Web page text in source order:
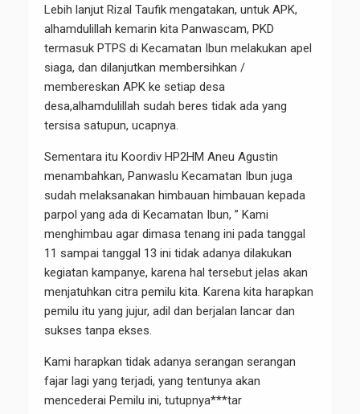
Lebih lanjut Rizal Taufik mengatakan, untuk APK,
alhamdulillah kemarin kita Panwascam, PKD
termasuk PTPS di Kecamatan Ibun melakukan apel
siaga, dan dilanjutkan membersihkan /
membereskan APK ke setiap desa
desa,alhamdulillah sudah beres tidak ada yang
tersisa satupun, ucapnya.
Sementara itu Koordiv HP2HM Aneu Agustin
menambahkan, Panwaslu Kecamatan Ibun juga
sudah melaksanakan himbauan himbauan kepada
parpol yang ada di Kecamatan Ibun, ” Kami
menghimbau agar dimasa tenang ini pada tanggal
11 sampai tanggal 13 ini tidak adanya dilakukan
kegiatan kampanye, karena hal tersebut jelas akan
menjatuhkan citra pemilu kita. Karena kita harapkan
pemilu itu yang jujur, adil dan berjalan lancar dan
sukses tanpa ekses.
Kami harapkan tidak adanya serangan serangan
fajar lagi yang terjadi, yang tentunya akan
mencederai Pemilu ini, tutupnya***tar